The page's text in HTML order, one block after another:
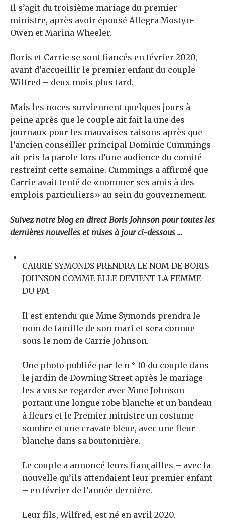
Il s’agit du troisième mariage du premier
ministre, après avoir épousé Allegra Mostyn-
Owen et Marina Wheeler.
Boris et Carrie se sont fiancés en février 2020,
avant d’accueillir le premier enfant du couple –
Wilfred – deux mois plus tard.
Mais les noces surviennent quelques jours à
peine après que le couple ait fait la une des
journaux pour les mauvaises raisons après que
l’ancien conseiller principal Dominic Cummings
ait pris la parole lors d’une audience du comité
restreint cette semaine. Cummings a affirmé que
Carrie avait tenté de «nommer ses amis à des
emplois particuliers» au sein du gouvernement.
Suivez notre blog en direct Boris Johnson pour toutes les
dernières nouvelles et mises à jour ci-dessous …
CARRIE SYMONDS PRENDRA LE NOM DE BORIS
JOHNSON COMME ELLE DEVIENT LA FEMME
DU PM
Il est entendu que Mme Symonds prendra le
nom de famille de son mari et sera connue
sous le nom de Carrie Johnson.
Une photo publiée par le n ° 10 du couple dans
le jardin de Downing Street après le mariage
les a vus se regarder avec Mme Johnson
portant une longue robe blanche et un bandeau
à fleurs et le Premier ministre un costume
sombre et une cravate bleue, avec une fleur
blanche dans sa boutonnière.
Le couple a annoncé leurs fiançailles – avec la
nouvelle qu’ils attendaient leur premier enfant
– en février de l’année dernière.
Leur fils, Wilfred, est né en avril 2020.